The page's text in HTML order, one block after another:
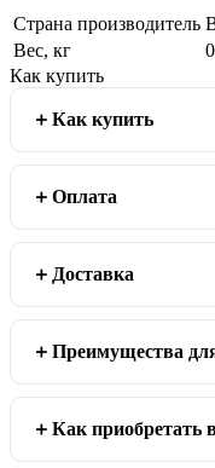
Страна производитель
Вес, кг
Как купить
Как купить
Оплата
Доставка
Преимущества
Как приобретать